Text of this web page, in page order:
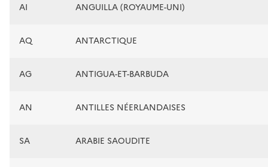
AI ANGUILLA (ROYAUME-UNI)
AQ ANTARCTIQUE
AG ANTIGUA-ET-BARBUDA
AN ANTILLES NÉERLANDAISES
SA ARABIE SAOUDITE